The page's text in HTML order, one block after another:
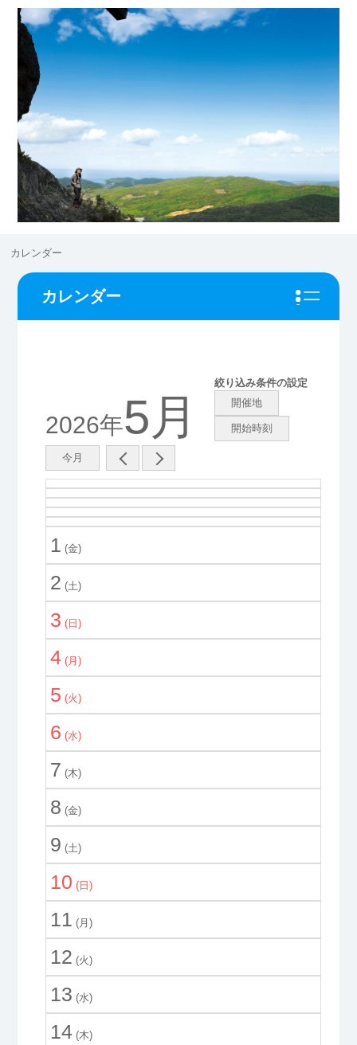
カレンダー
カレンダー
今月
2026年5月
絞り込み条件の設定
開催地
開始時刻
1 (金)
2 (土)
3 (日)
4(月)
5 (火)
6 (水)
7 (木)
8 (金)
9 (土)
10 (日)
11 (月)
12 (火)
13 (水)
14(木)